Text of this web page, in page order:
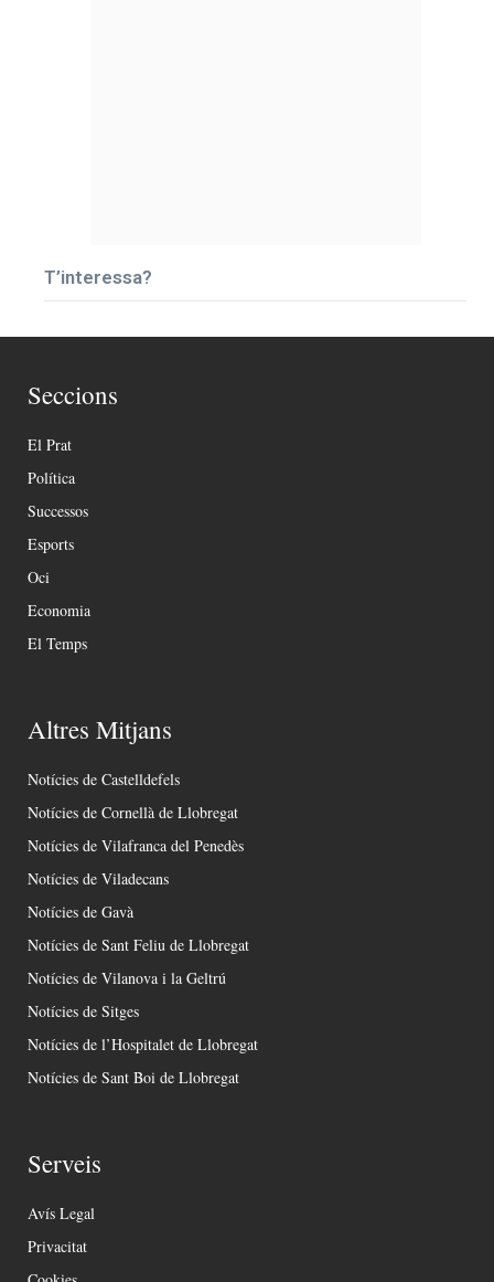
T’interessa?
Seccions
El Prat
Política
Successos
Esports
Oci
Economia
El Temps
Altres Mitjans
Notícies de Castelldefels
Notícies de Cornellà de Llobregat
Notícies de Vilafranca del Penedès
Notícies de Viladecans
Notícies de Gavà
Notícies de Sant Feliu de Llobregat
Notícies de Vilanova i la Geltrú
Notícies de Sitges
Notícies de l’Hospitalet de Llobregat
Notícies de Sant Boi de Llobregat
Serveis
Avís Legal
Privacitat